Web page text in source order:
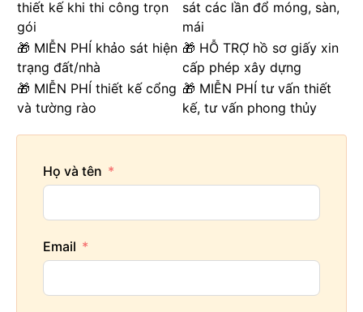
thiết kế khi thi công trọn
gói
sát các lần đổ móng, sàn,
mái
🎁 MIỄN PHÍ khảo sát hiện
trạng đất/nhà
🎁 HỖ TRỢ hồ sơ giấy xin
cấp phép xây dựng
🎁 MIỄN PHÍ thiết kế cổng
và tường rào
🎁 MIỄN PHÍ tư vấn thiết
kế, tư vấn phong thủy
Họ và tên
Email